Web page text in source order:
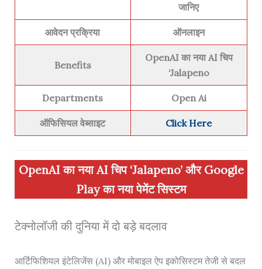
जानिए
आवेदन प्रक्रिया ऑनलाइन
Benefits
OpenAI का नया AI चिप
‘Jalapeno
Departments Open Ai
ऑफिसियल वेब्साइट Click Here
OpenAI का नया AI चिप ‘Jalapeno’ और Google
Play का नया पेमेंट सिस्टम
टेक्नोलॉजी की दुनिया में दो बड़े बदलाव
आर्टिफिशियल इंटेलिजेंस (AI) और मोबाइल ऐप इकोसिस्टम तेजी से बदल